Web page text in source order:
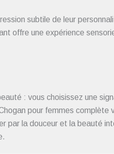
subtile de leur
offre une expérience
: vous choisissez une
pour femmes complète
par la douceur et la beauté